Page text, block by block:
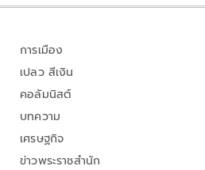
การเมือง
เปลว สีเงิน
คอลัมนิสต์
บทความ
เศรษฐกิจ
ข่าวพระราชสำนัก